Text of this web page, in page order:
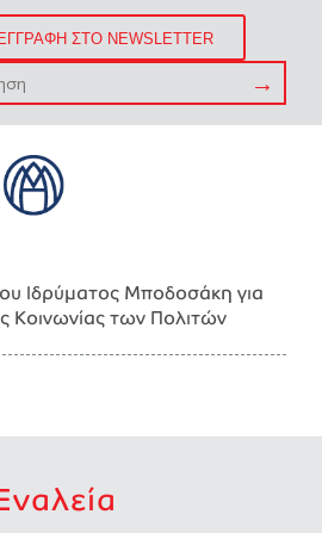
ΕΓΓΡΑΦΗ ΣΤΟ NEWSLETTER
Ιδρύματος Μποδοσάκη για
Kοινωνίας των Πολιτών